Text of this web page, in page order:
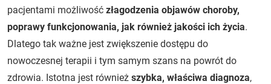
pacjentami możliwość złagodzenia objawów choroby,
poprawy funkcjonowania, jak również jakości ich życia.
Dlatego tak ważne jest zwiększenie dostępu do
nowoczesnej terapii i tym samym szans na powrót do
zdrowia. Istotna jest również szybka, właściwa diagnoza,